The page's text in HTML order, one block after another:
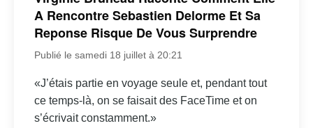
A Rencontre Sebastien Delorme Et Sa
Reponse Risque De Vous Surprendre
Publié le samedi 18 juillet à 20:21
«J’étais partie en voyage seule et, pendant tout
ce temps-là, on se faisait des FaceTime et on
s’écrivait constamment.»